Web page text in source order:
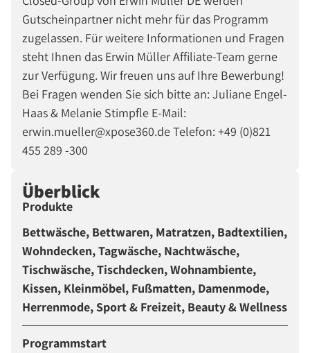
Gutscheinpartner nicht mehr für das Programm
zugelassen. Für weitere Informationen und Fragen
steht Ihnen das Erwin Müller Affiliate-Team gerne
zur Verfügung. Wir freuen uns auf Ihre Bewerbung!
Bei Fragen wenden Sie sich bitte an: Juliane Engel-
Haas & Melanie Stimpfle E-Mail:
erwin.mueller@xpose360.de Telefon: +49 (0)821
455 289 -300
Überblick
Produkte
Bettwäsche, Bettwaren, Matratzen, Badtextilien,
Wohndecken, Tagwäsche, Nachtwäsche,
Tischwäsche, Tischdecken, Wohnambiente,
Kissen, Kleinmöbel, Fußmatten, Damenmode,
Herrenmode, Sport & Freizeit, Beauty & Wellness
Programmstart